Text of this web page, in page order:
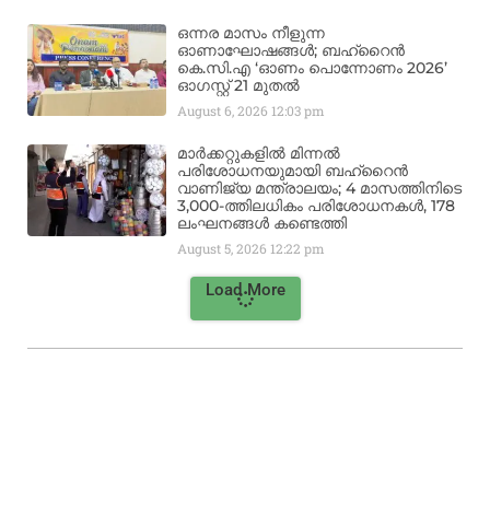
ഒന്നര മാസം നീളുന്ന
ഓണാഘോഷങ്ങൾ; ബഹ്‌റൈൻ
കെ.സി.എ ‘ഓണം പൊന്നോണം 2026’
ഓഗസ്റ്റ് 21 മുതൽ
August 6, 2026 12:03 pm
മാർക്കറ്റുകളിൽ മിന്നൽ
പരിശോധനയുമായി ബഹ്‌റൈൻ
വാണിജ്യ മന്ത്രാലയം; 4 മാസത്തിനിടെ
3,000-ത്തിലധികം പരിശോധനകൾ, 178
ലംഘനങ്ങൾ കണ്ടെത്തി
August 5, 2026 12:22 pm
Load More